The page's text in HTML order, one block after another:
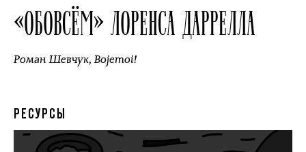
«ОБОВСЁМ» ЛОРЕНСА ДАРРЕЛЛА
Роман Шевчук,Bojemoi!
РЕСУРСЫ